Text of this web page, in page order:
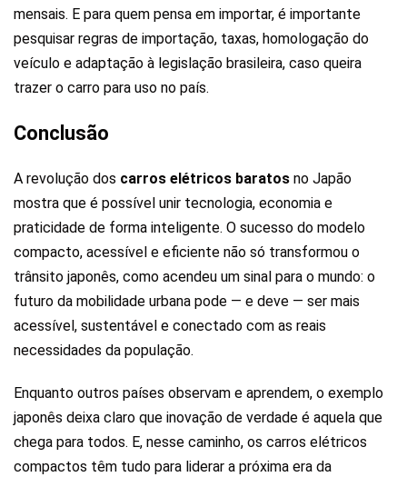
mensais. E para quem pensa em importar, é importante
pesquisar regras de importação, taxas, homologação do
veículo e adaptação à legislação brasileira, caso queira
trazer o carro para uso no país.
Conclusão
A revolução dos carros elétricos baratos no Japão
mostra que é possível unir tecnologia, economia e
praticidade de forma inteligente. O sucesso do modelo
compacto, acessível e eficiente não só transformou o
trânsito japonês, como acendeu um sinal para o mundo: o
futuro da mobilidade urbana pode — e deve — ser mais
acessível, sustentável e conectado com as reais
necessidades da população.
Enquanto outros países observam e aprendem, o exemplo
japonês deixa claro que inovação de verdade é aquela que
chega para todos. E, nesse caminho, os carros elétricos
compactos têm tudo para liderar a próxima era da